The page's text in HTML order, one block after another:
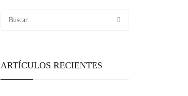
ARTÍCULOS RECIENTES